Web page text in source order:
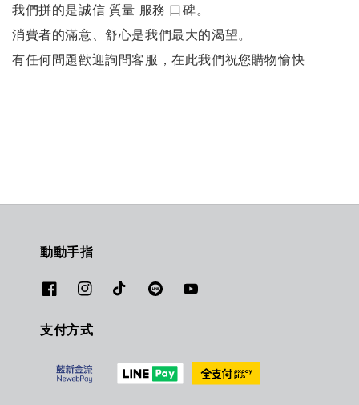
我們拼的是誠信 質量 服務 口碑。
消費者的滿意、舒心是我們最大的渴望。
有任何問題歡迎詢問客服，在此我們祝您購物愉快
動動手指
支付方式